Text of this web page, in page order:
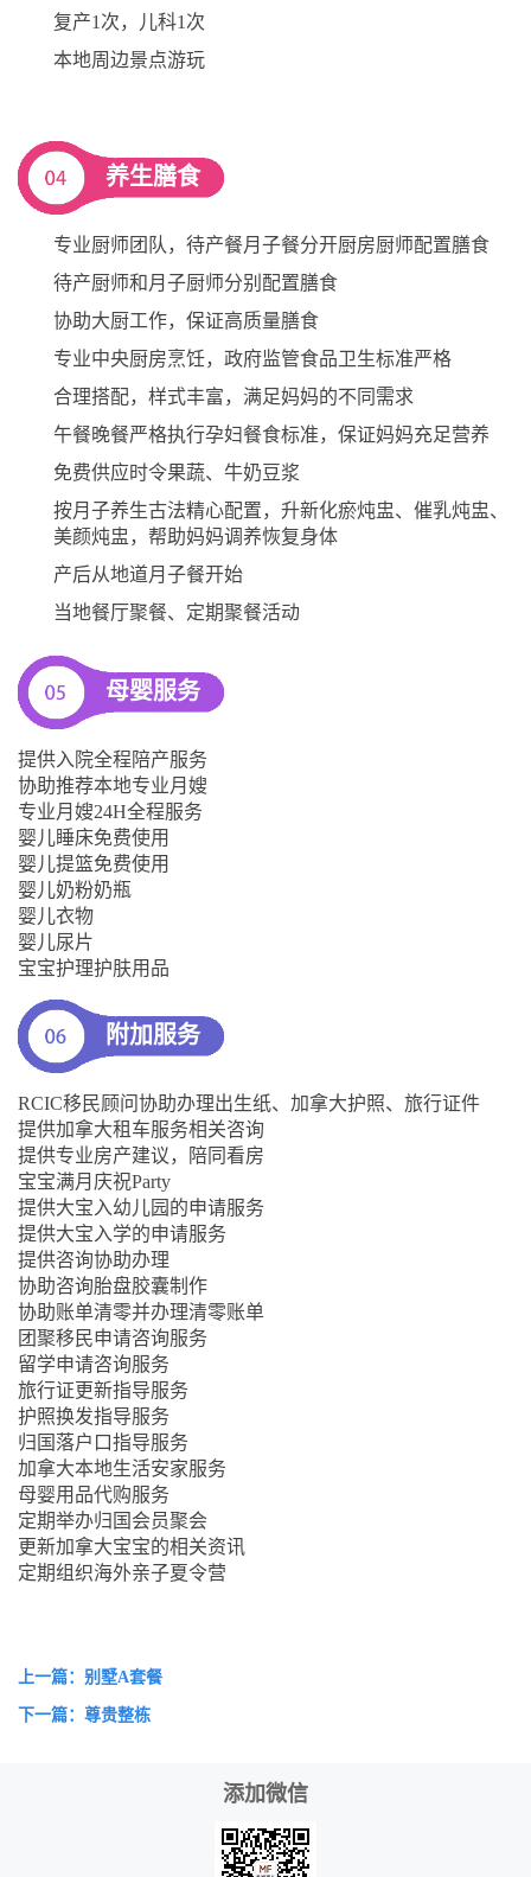
复产1次，儿科1次
本地周边景点游玩
养生膳食
专业厨师团队，待产餐月子餐分开厨房厨师配置膳食
待产厨师和月子厨师分别配置膳食
协助大厨工作，保证高质量膳食
专业中央厨房烹饪，政府监管食品卫生标准严格
合理搭配，样式丰富，满足妈妈的不同需求
午餐晚餐严格执行孕妇餐食标准，保证妈妈充足营养
免费供应时令果蔬、牛奶豆浆
按月子养生古法精心配置，升新化瘀炖盅、催乳炖盅、
美颜炖盅，帮助妈妈调养恢复身体
产后从地道月子餐开始
当地餐厅聚餐、定期聚餐活动
母婴服务
提供入院全程陪产服务
协助推荐本地专业月嫂
专业月嫂24H全程服务
婴儿睡床免费使用
婴儿提篮免费使用
婴儿奶粉奶瓶
婴儿衣物
婴儿尿片
宝宝护理护肤用品
附加服务
RCIC移民顾问协助办理出生纸、加拿大护照、旅行证件
提供加拿大租车服务相关咨询
提供专业房产建议，陪同看房
宝宝满月庆祝Party
提供大宝入幼儿园的申请服务
提供大宝入学的申请服务
提供咨询协助办理
协助咨询胎盘胶囊制作
协助账单清零并办理清零账单
团聚移民申请咨询服务
留学申请咨询服务
旅行证更新指导服务
护照换发指导服务
归国落户口指导服务
加拿大本地生活安家服务
母婴用品代购服务
定期举办归国会员聚会
更新加拿大宝宝的相关资讯
定期组织海外亲子夏令营
上一篇：别墅A套餐
下一篇：尊贵整栋
添加微信